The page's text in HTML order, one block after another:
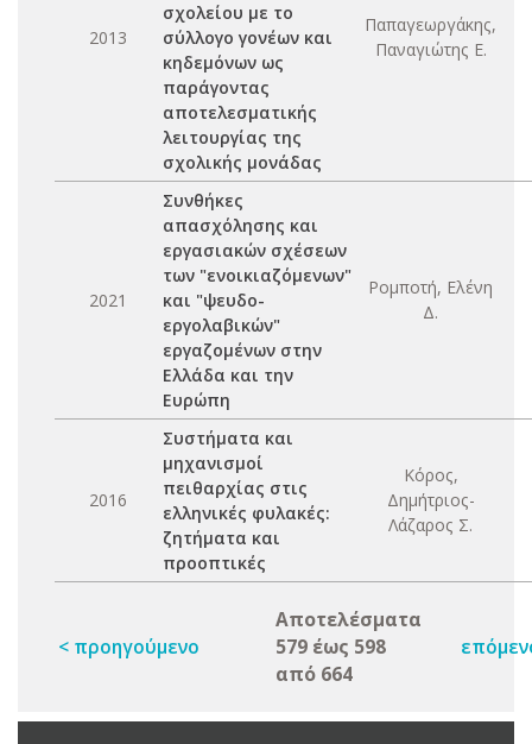
2013
σχολείου με το
σύλλογο γονέων και
κηδεμόνων ως
παράγοντας
αποτελεσματικής
λειτουργίας της
σχολικής μονάδας
Παπαγεωργάκης,
Παναγιώτης Ε.
2021
Συνθήκες
απασχόλησης και
εργασιακών σχέσεων
των "ενοικιαζόμενων"
και "ψευδο-
εργολαβικών"
εργαζομένων στην
Ελλάδα και την
Ευρώπη
Ρομποτή, Ελένη
Δ.
2016
Συστήματα και
μηχανισμοί
πειθαρχίας στις
ελληνικές φυλακές:
ζητήματα και
προοπτικές
Κόρος,
Δημήτριος-
Λάζαρος Σ.
< προηγούμενο
Αποτελέσματα
579 έως 598
από 664